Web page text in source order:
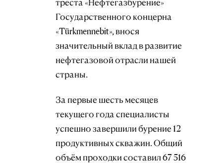
треста «Нефтегазбурение»
Государственного концерна
«Türkmennebit», внося
значительный вклад в развитие
нефтегазовой отрасли нашей
страны.
За первые шесть месяцев
текущего года специалисты
успешно завершили бурение 12
продуктивных скважин. Общий
объём проходки составил 67 516